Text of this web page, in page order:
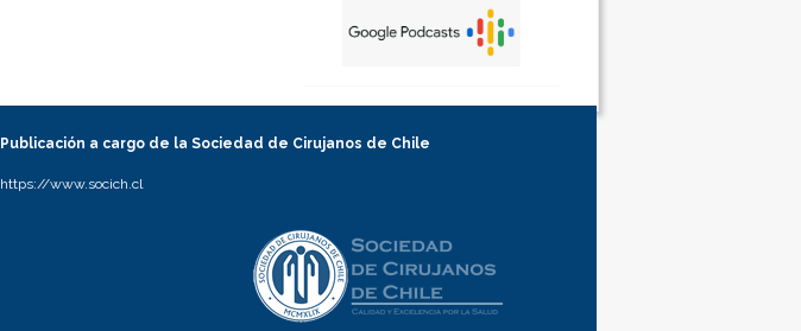
Publicación a cargo de la Sociedad de Cirujanos de Chile
https://www.socich.cl